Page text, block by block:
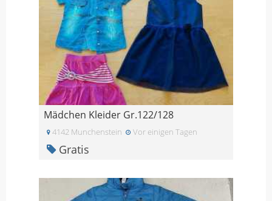
Mädchen Kleider Gr.122/128
4142 Munchenstein Vor einigen Tagen
Gratis